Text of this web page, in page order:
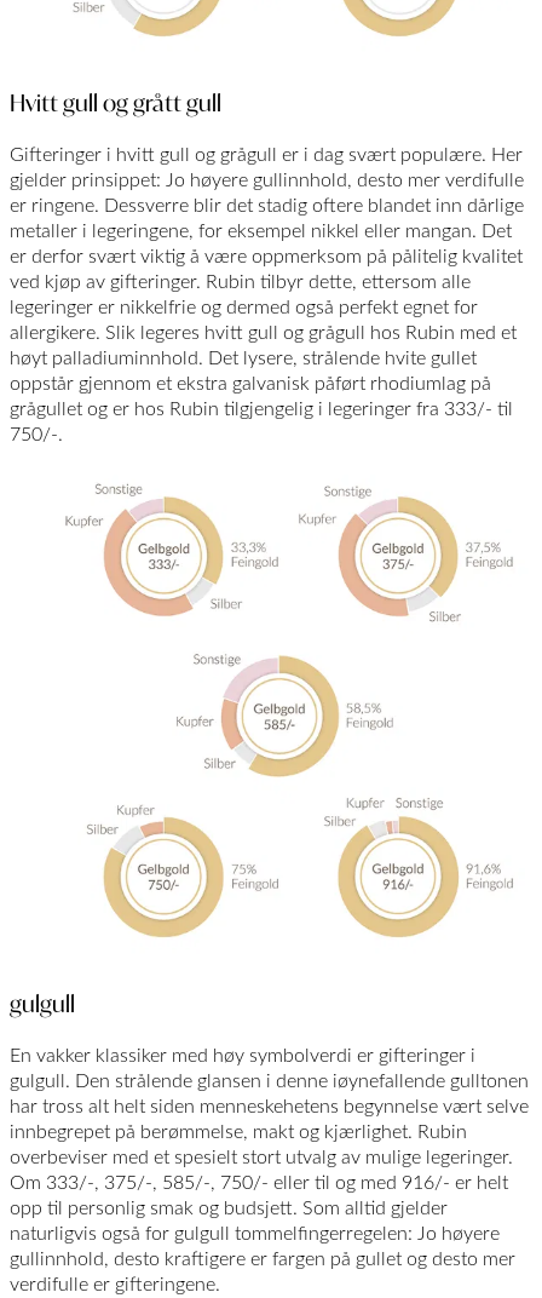
Hvitt gull og grått gull
Gifteringer i hvitt gull og grågull er i dag svært populære. Her
gjelder prinsippet: Jo høyere gullinnhold, desto mer verdifulle
er ringene. Dessverre blir det stadig oftere blandet inn dårlige
metaller i legeringene, for eksempel nikkel eller mangan. Det
er derfor svært viktig å være oppmerksom på pålitelig kvalitet
ved kjøp av gifteringer. Rubin tilbyr dette, ettersom alle
legeringer er nikkelfrie og dermed også perfekt egnet for
allergikere. Slik legeres hvitt gull og grågull hos Rubin med et
høyt palladiuminnhold. Det lysere, strålende hvite gullet
oppstår gjennom et ekstra galvanisk påført rhodiumlag på
grågullet og er hos Rubin tilgjengelig i legeringer fra 333/- til
750/-.
gulgull
En vakker klassiker med høy symbolverdi er gifteringer i
gulgull. Den strålende glansen i denne iøynefallende gulltonen
har tross alt helt siden menneskehetens begynnelse vært selve
innbegrepet på berømmelse, makt og kjærlighet. Rubin
overbeviser med et spesielt stort utvalg av mulige legeringer.
Om 333/-, 375/-, 585/-, 750/- eller til og med 916/- er helt
opp til personlig smak og budsjett. Som alltid gjelder
naturligvis også for gulgull tommelfingerregelen: Jo høyere
gullinnhold, desto kraftigere er fargen på gullet og desto mer
verdifulle er gifteringene.